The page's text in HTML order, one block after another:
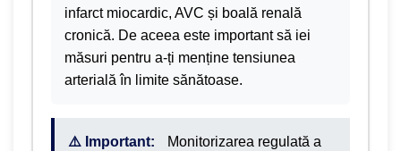
infarct miocardic, AVC și boală renală
cronică. De aceea este important să iei
măsuri pentru a-ți menține tensiunea
arterială în limite sănătoase.
⚠️ Important:
Monitorizarea regulată a